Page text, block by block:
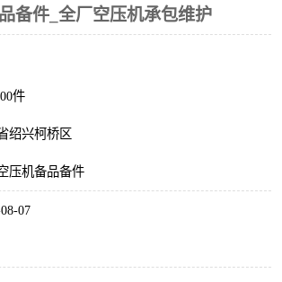
备件_全厂空压机承包维护
件
绍兴柯桥区
压机备品备件
07
机维修 CAMERON空压机显示屏